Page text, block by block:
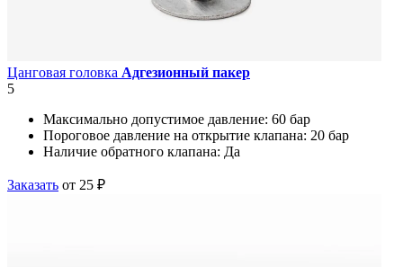
Цанговая головка Адгезионный пакер
5
Максимально допустимое давление: 60 бар
Пороговое давление на открытие клапана: 20 бар
Наличие обратного клапана: Да
Заказать от 25 ₽